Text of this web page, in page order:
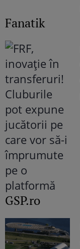
Fanatik
GSP.ro